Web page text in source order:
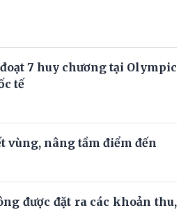
7 huy chương tại Olympic
tế
vùng, nâng tầm điểm đến
được đặt ra các khoản thu,